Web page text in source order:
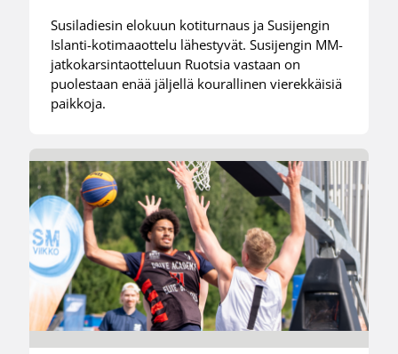
Susiladiesin elokuun kotiturnaus ja Susijengin
Islanti-kotimaaottelu lähestyvät. Susijengin MM-
jatkokarsintaotteluun Ruotsia vastaan on
puolestaan enää jäljellä kourallinen vierekkäisiä
paikkoja.